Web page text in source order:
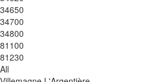
34650
34700
34800
81100
81230
All